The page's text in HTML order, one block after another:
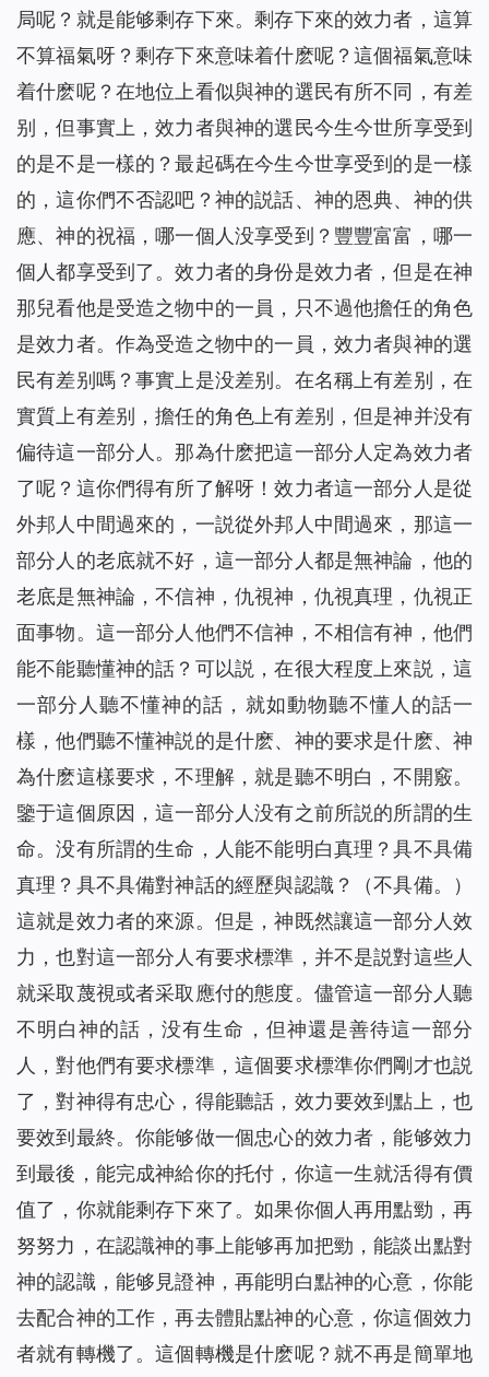
局呢？就是能够剩存下來。剩存下來的效力者，這算
不算福氣呀？剩存下來意味着什麽呢？這個福氣意味
着什麽呢？在地位上看似與神的選民有所不同，有差
别，但事實上，效力者與神的選民今生今世所享受到
的是不是一樣的？最起碼在今生今世享受到的是一樣
的，這你們不否認吧？神的説話、神的恩典、神的供
應、神的祝福，哪一個人没享受到？豐豐富富，哪一
個人都享受到了。效力者的身份是效力者，但是在神
那兒看他是受造之物中的一員，只不過他擔任的角色
是效力者。作為受造之物中的一員，效力者與神的選
民有差别嗎？事實上是没差别。在名稱上有差别，在
實質上有差别，擔任的角色上有差别，但是神并没有
偏待這一部分人。那為什麽把這一部分人定為效力者
了呢？這你們得有所了解呀！效力者這一部分人是從
外邦人中間過來的，一説從外邦人中間過來，那這一
部分人的老底就不好，這一部分人都是無神論，他的
老底是無神論，不信神，仇視神，仇視真理，仇視正
面事物。這一部分人他們不信神，不相信有神，他們
能不能聽懂神的話？可以説，在很大程度上來説，這
一部分人聽不懂神的話，就如動物聽不懂人的話一
樣，他們聽不懂神説的是什麽、神的要求是什麽、神
為什麽這樣要求，不理解，就是聽不明白，不開竅。
鑒于這個原因，這一部分人没有之前所説的所謂的生
命。没有所謂的生命，人能不能明白真理？具不具備
真理？具不具備對神話的經歷與認識？（不具備。）
這就是效力者的來源。但是，神既然讓這一部分人效
力，也對這一部分人有要求標準，并不是説對這些人
就采取蔑視或者采取應付的態度。儘管這一部分人聽
不明白神的話，没有生命，但神還是善待這一部分
人，對他們有要求標準，這個要求標準你們剛才也説
了，對神得有忠心，得能聽話，效力要效到點上，也
要效到最終。你能够做一個忠心的效力者，能够效力
到最後，能完成神給你的托付，你這一生就活得有價
值了，你就能剩存下來了。如果你個人再用點勁，再
努努力，在認識神的事上能够再加把勁，能談出點對
神的認識，能够見證神，再能明白點神的心意，你能
去配合神的工作，再去體貼點神的心意，你這個效力
者就有轉機了。這個轉機是什麽呢？就不再是簡單地